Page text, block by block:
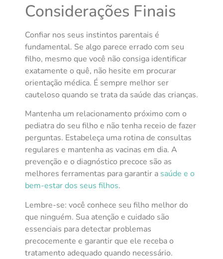
Considerações Finais
Confiar nos seus instintos parentais é
fundamental. Se algo parece errado com seu
filho, mesmo que você não consiga identificar
exatamente o quê, não hesite em procurar
orientação médica. É sempre melhor ser
cauteloso quando se trata da saúde das crianças.
Mantenha um relacionamento próximo com o
pediatra do seu filho e não tenha receio de fazer
perguntas. Estabeleça uma rotina de consultas
regulares e mantenha as vacinas em dia. A
prevenção e o diagnóstico precoce são as
melhores ferramentas para garantir a saúde e o
bem-estar dos seus filhos.
Lembre-se: você conhece seu filho melhor do
que ninguém. Sua atenção e cuidado são
essenciais para detectar problemas
precocemente e garantir que ele receba o
tratamento adequado quando necessário.